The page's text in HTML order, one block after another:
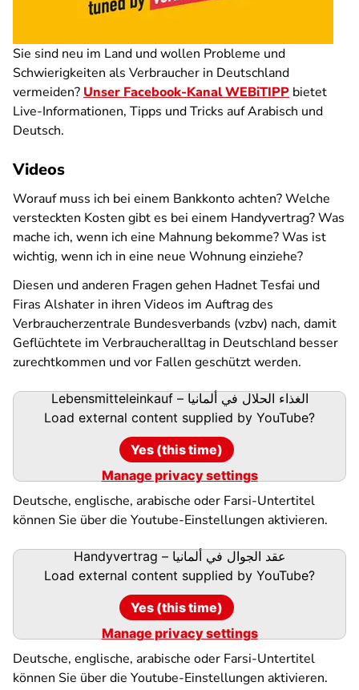
Sie sind neu im Land und wollen Probleme und
Schwierigkeiten als Verbraucher in Deutschland
vermeiden? Unser Facebook-Kanal WEBiTIPP bietet
Live-Informationen, Tipps und Tricks auf Arabisch und
Deutsch.
Videos
Worauf muss ich bei einem Bankkonto achten? Welche
versteckten Kosten gibt es bei einem Handyvertrag? Was
mache ich, wenn ich eine Mahnung bekomme? Was ist
wichtig, wenn ich in eine neue Wohnung einziehe?
Diesen und anderen Fragen gehen Hadnet Tesfai und
Firas Alshater in ihren Videos im Auftrag des
Verbraucherzentrale Bundesverbands (vzbv) nach, damit
Geflüchtete im Verbraucheralltag in Deutschland besser
zurechtkommen und vor Fallen geschützt werden.
Lebensmitteleinkauf – الغذاء الحلال في ألمانيا
Load external content supplied by YouTube?
Yes (this time)
Manage privacy settings
Deutsche, englische, arabische oder Farsi-Untertitel
können Sie über die Youtube-Einstellungen aktivieren.
Handyvertrag – عقد الجوال في ألمانيا
Load external content supplied by YouTube?
Yes (this time)
Manage privacy settings
Deutsche, englische, arabische oder Farsi-Untertitel
können Sie über die Youtube-Einstellungen aktivieren.